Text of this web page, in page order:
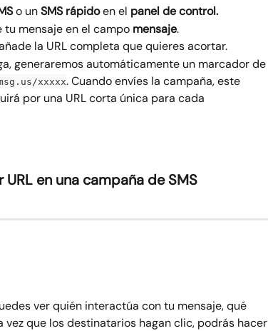
o un SMS rápido en el panel de control.
mensaje en el campo mensaje.
la URL completa que quieres acortar.
generaremos automáticamente un marcador de
xxxxx. Cuando envíes la campaña, este
por una URL corta única para cada
en una campaña de SMS
ver quién interactúa con tu mensaje, qué
vez que los destinatarios hagan clic, podrás hacer